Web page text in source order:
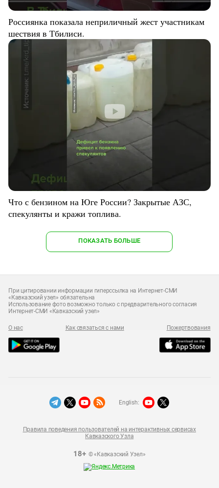
Россиянка показала неприличный жест участникам
шествия в Тбилиси.
Что с бензином на Юге России? Закрытые АЗС,
спекулянты и кражи топлива.
ПОКАЗАТЬ БОЛЬШЕ
При цитировании информации гиперссылка на Интернет-СМИ
«Кавказский узел» обязательна
Использование фото возможно только с предварительного согласия
Интернет-СМИ «Кавказский узел»
О нас Как связаться с нами Пожертвования
18+© «Кавказский Узел»
Правила поведения пользователей на интерактивных сервисах
Кавказского Узла
English: